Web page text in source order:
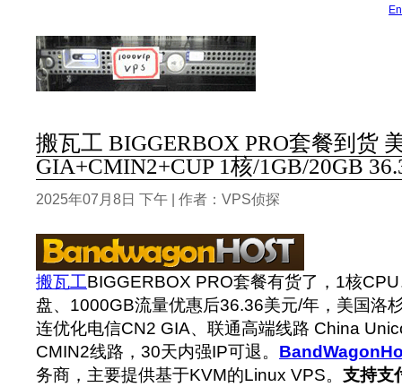
搬瓦工 BIGGERBOX PRO套餐到货
GIA+CMIN2+CUP 1核/1GB/20GB
2025年07月8日 下午 | 作者：VPS侦探
搬瓦工BIGGERBOX PRO套餐有货了，1核
盘、1000GB流量优惠后36.36美元/年，美国洛
连优化电信CN2 GIA、联通高端线路 China
CMIN2线路，30天内强IP可退。
务商，主要提供基于KVM的Linux VPS。 支持支